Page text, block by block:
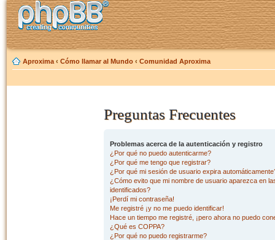
Aproxima ‹ Cómo llamar al Mundo ‹ Comunidad Aproxima
Preguntas Frecuentes
Problemas acerca de la autenticación y registro
¿Por qué no puedo autenticarme?
¿Por qué me tengo que registrar?
¿Por qué mi sesión de usuario expira
¿Cómo evito que mi nombre de usuario aparezca en
identificados?
¡Perdí mi contraseña!
Me registré ¡y no me puedo identificar!
Hace un tiempo me registré, ¡pero ahora no puedo
¿Qué es COPPA?
¿Por qué no puedo registrarme?